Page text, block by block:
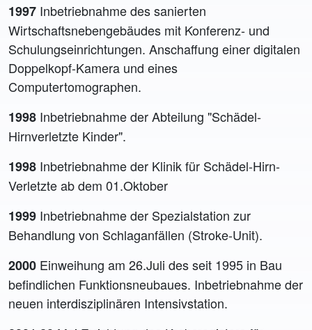
1997 Inbetriebnahme des sanierten
Wirtschaftsnebengebäudes mit Konferenz- und
Schulungseinrichtungen. Anschaffung einer digitalen
Doppelkopf-Kamera und eines
Computertomographen.
1998 Inbetriebnahme der Abteilung "Schädel-
Hirnverletzte Kinder".
1998 Inbetriebnahme der Klinik für Schädel-Hirn-
Verletzte ab dem 01.Oktober
1999 Inbetriebnahme der Spezialstation zur
Behandlung von Schlaganfällen (Stroke-Unit).
2000 Einweihung am 26.Juli des seit 1995 in Bau
befindlichen Funktionsneubaues. Inbetriebnahme der
neuen interdisziplinären Intensivstation.